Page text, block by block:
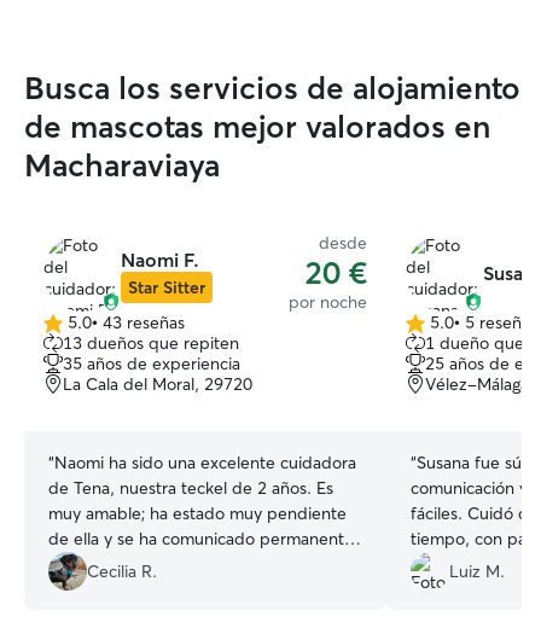
Busca los servicios de alojamiento
de mascotas mejor valorados en
Macharaviaya
Naomi F.
Star Sitter
desde
20 €
por noche
5.0
de
5
estrellas
5.0• 43 reseñas
13 dueños que repiten
35 años de experiencia
La Cala del Moral, 29720
“Naomi ha sido una excelente cuidadora
de Tena, nuestra teckel de 2 años. Es
muy amable; ha estado muy pendiente
de ella y se ha comunicado permanente
con nosotros para contarnos sobre su
estado y enviarnos fotos. A Tena se la ha
Cecilia R.
5.0
de
5
estrellas
5.0• 5 reseñas
1 dueño que
25 años de
Vélez-Málaga,
“Susana fue
comunicación y
fáciles. Cuidó
tiempo, con
Era la primera
fuera de casa y
Luiz M.